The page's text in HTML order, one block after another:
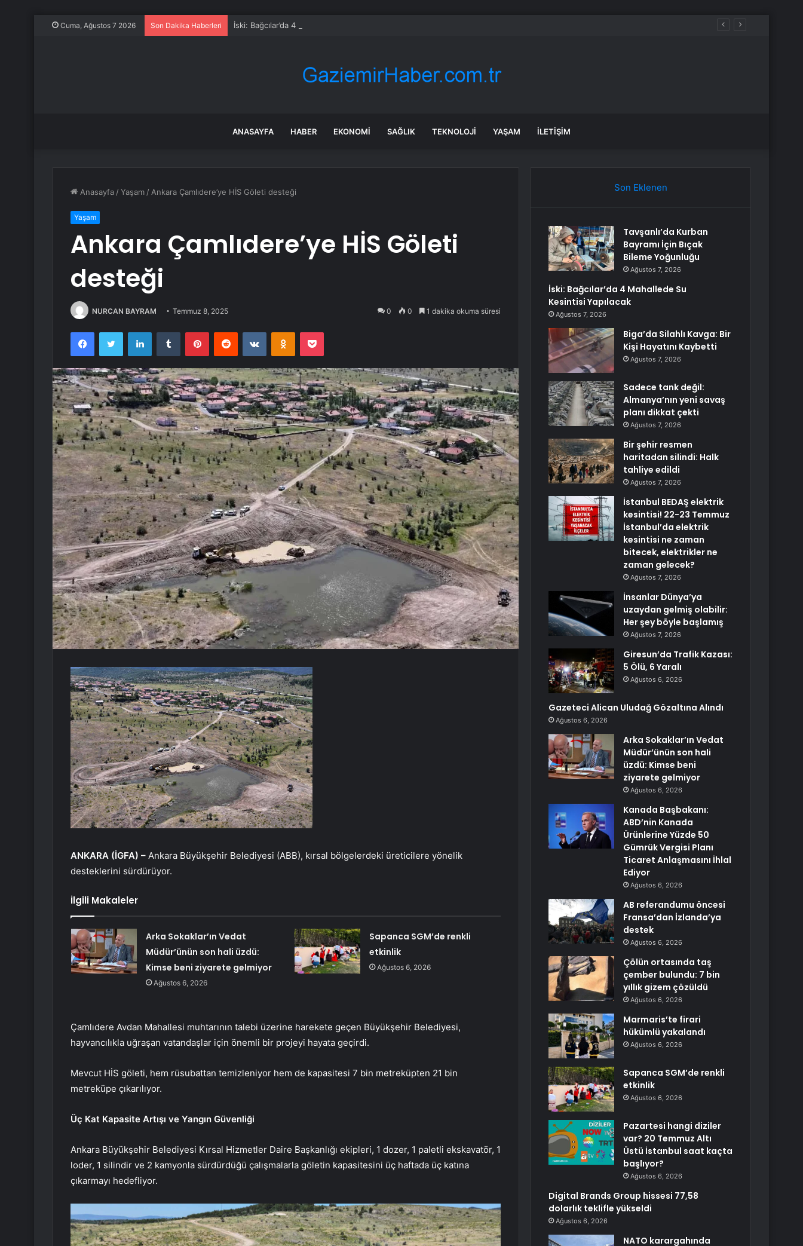
Cuma, Ağustos 7 2026 Son Dakika Haberleri İski: Bağcılar’da 4 Mahallede Su Kesintisi Yapılacak
ANASAYFA HABER EKONOMI SAĞLIK TEKNOLOJI YAŞAM İLETIŞIM
Anasayfa /Yaşam / Ankara Çamlıdere’ye HİS Göleti desteği
Yaşam
Ankara Çamlıdere’ye HİS Göleti
desteği
NURCAN BAYRAM Temmuz 8, 2025 0 0 1 dakika okuma süresi
FacebookTwitter LinkedInTumblr PinterestReddit VKontakteOdnoklassniki
Pocket
ANKARA (İGFA) – Ankara Büyükşehir Belediyesi (ABB), kırsal bölgelerdeki üreticilere yönelik
desteklerini sürdürüyor.
İlgili Makaleler
Arka Sokaklar’ın Vedat
Müdür’ünün son hali üzdü:
Kimse beni ziyarete gelmiyor
Ağustos 6, 2026
Sapanca SGM’de renkli
etkinlik
Ağustos 6, 2026
Çamlıdere Avdan Mahallesi muhtarının talebi üzerine harekete geçen Büyükşehir Belediyesi,
hayvancılıkla uğraşan vatandaşlar için önemli bir projeyi hayata geçirdi.
Mevcut HİS göleti, hem rüsubattan temizleniyor hem de kapasitesi 7 bin metreküpten 21 bin
metreküpe çıkarılıyor.
Üç Kat Kapasite Artışı ve Yangın Güvenliği
Ankara Büyükşehir Belediyesi Kırsal Hizmetler Daire Başkanlığı ekipleri, 1 dozer, 1 paletli ekskavatör, 1
loder, 1 silindir ve 2 kamyonla sürdürdüğü çalışmalarla göletin kapasitesini üç haftada üç katına
çıkarmayı hedefliyor.
Son Eklenen
Tavşanlı’da Kurban
Bayramı İçin Bıçak
Bileme Yoğunluğu
Ağustos 7, 2026
İski: Bağcılar’da 4 Mahallede Su
Kesintisi Yapılacak
Ağustos 7, 2026
Biga’da Silahlı Kavga: Bir
Kişi Hayatını Kaybetti
Ağustos 7, 2026
Sadece tank değil:
Almanya’nın yeni savaş
planı dikkat çekti
Ağustos 7, 2026
Bir şehir resmen
haritadan silindi: Halk
tahliye edildi
Ağustos 7, 2026
İstanbul BEDAŞ elektrik
kesintisi! 22-23 Temmuz
İstanbul’da elektrik
kesintisi ne zaman
bitecek, elektrikler ne
zaman gelecek?
Ağustos 7, 2026
İnsanlar Dünya’ya
uzaydan gelmiş olabilir:
Her şey böyle başlamış
Ağustos 7, 2026
Giresun’da Trafik Kazası:
5 Ölü, 6 Yaralı
Ağustos 6, 2026
Gazeteci Alican Uludağ Gözaltına Alındı
Ağustos 6, 2026
Arka Sokaklar’ın Vedat
Müdür’ünün son hali
üzdü: Kimse beni
ziyarete gelmiyor
Ağustos 6, 2026
Kanada Başbakanı:
ABD’nin Kanada
Ürünlerine Yüzde 50
Gümrük Vergisi Planı
Ticaret Anlaşmasını İhlal
Ediyor
Ağustos 6, 2026
AB referandumu öncesi
Fransa’dan İzlanda’ya
destek
Ağustos 6, 2026
Çölün ortasında taş
çember bulundu: 7 bin
yıllık gizem çözüldü
Ağustos 6, 2026
Marmaris’te firari
hükümlü yakalandı
Ağustos 6, 2026
Sapanca SGM’de renkli
etkinlik
Ağustos 6, 2026
Pazartesi hangi diziler
var? 20 Temmuz Altı
Üstü İstanbul saat kaçta
başlıyor?
Ağustos 6, 2026
Digital Brands Group hissesi 77,58
dolarlık teklifle yükseldi
Ağustos 6, 2026
NATO karargahında